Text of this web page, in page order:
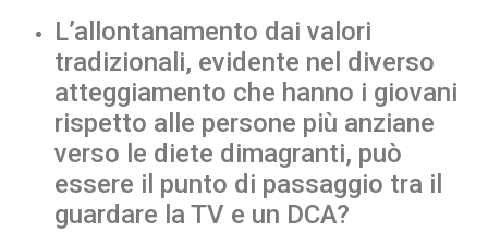
L’allontanamento dai valori
tradizionali, evidente nel diverso
atteggiamento che hanno i giovani
rispetto alle persone più anziane
verso le diete dimagranti, può
essere il punto di passaggio tra il
guardare la TV e un DCA?